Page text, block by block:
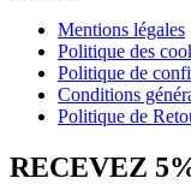
Mentions légales
Politique des
Politique de
Conditions
Politique de
RECEVEZ